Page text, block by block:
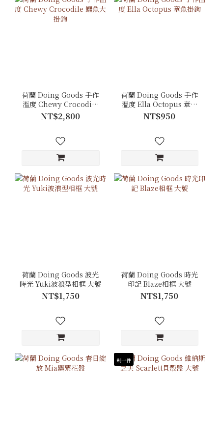
荷蘭 Doing Goods 手作
溫度 Chewy Crocodile
鱷魚大掛鉤
NT$2,800
荷蘭 Doing Goods 手作
溫度 Ella Octopus 章魚
掛鉤
NT$950
荷蘭 Doing Goods 波光
時光 Yuki波浪型相框 大號
NT$1,750
荷蘭 Doing Goods 時光
印記 Blaze相框 大號
NT$1,750
剩一件